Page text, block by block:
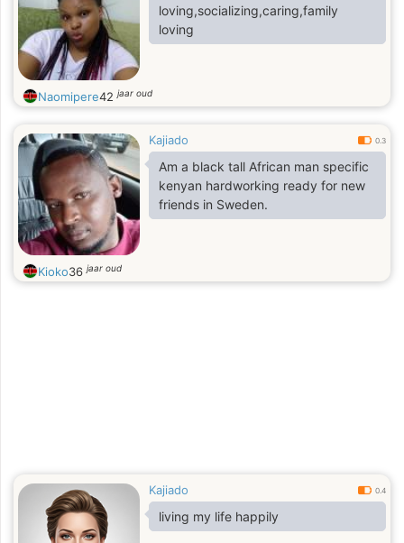
loving,socializing,caring,family
loving
Naomipere42jaar oud
Kajiado 0.3
Am a black tall African man specific
kenyan hardworking ready for new
friends in Sweden.
Kioko36jaar oud
Kajiado 0.4
living my life happily